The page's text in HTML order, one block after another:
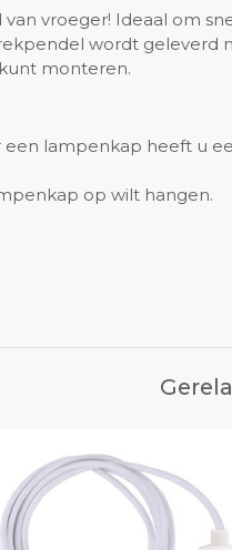
vroeger! Ideaal om
wordt geleverd
monteren.
een lampenkap heeft u
op wilt hangen.